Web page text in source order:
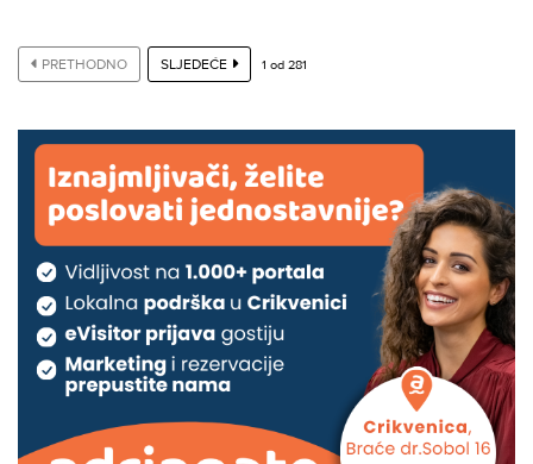
PRETHODNO SLJEDEĆE 1 od 281